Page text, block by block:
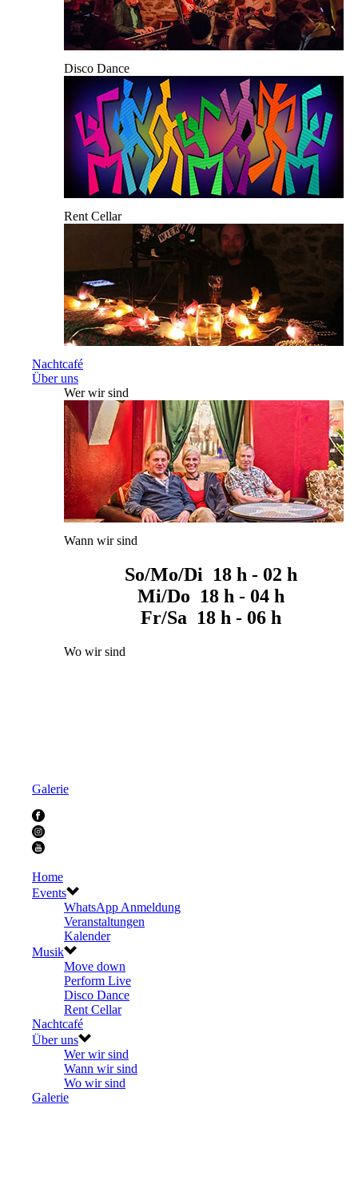
Disco Dance
Rent Cellar
Nachtcafé
Über uns
Wer wir sind
Wann wir sind
So/Mo/Di 18 h - 02 h
Mi/Do 18 h - 04 h
Fr/Sa 18 h - 06 h
Wo wir sind
Galerie
Home
Events
WhatsApp Anmeldung
Veranstaltungen
Kalender
Musik
Move down
Perform Live
Disco Dance
Rent Cellar
Nachtcafé
Über uns
Wer wir sind
Wann wir sind
Wo wir sind
Galerie